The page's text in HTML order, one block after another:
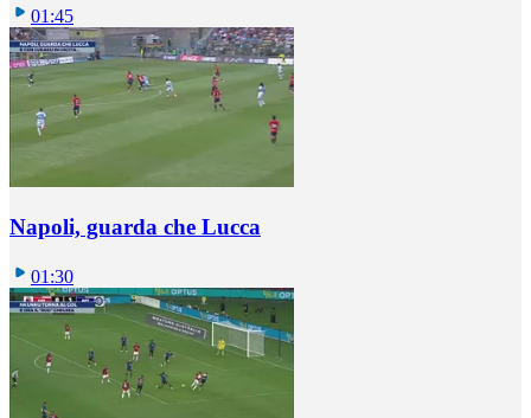
01:45
Napoli, guarda che Lucca
01:30